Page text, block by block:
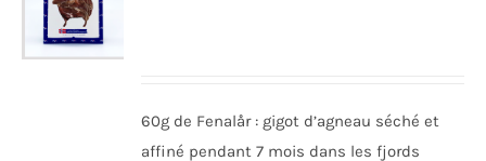
60g de Fenalår : gigot d’agneau séché et
affiné pendant 7 mois dans les fjords